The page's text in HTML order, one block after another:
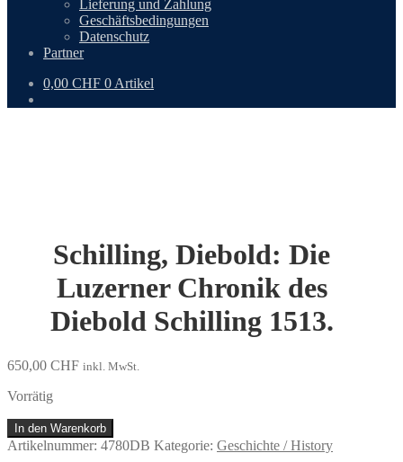
Lieferung und Zahlung
Geschäftsbedingungen
Datenschutz
Partner
0,00 CHF 0 Artikel
Schilling, Diebold: Die
Luzerner Chronik des
Diebold Schilling 1513.
650,00 CHF inkl. MwSt.
Vorrätig
Schilling,
Diebold:
In den Warenkorb
Artikelnummer: 4780DB Kategorie: Geschichte / History